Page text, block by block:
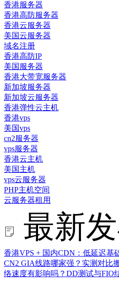
香港服务器
香港高防服务器
香港云服务器
美国云服务器
域名注册
香港高防IP
美国服务器
香港大带宽服务器
新加坡服务器
新加坡云服务器
香港弹性云主机
香港vps
美国vps
cn2服务器
vps服务器
香港云主机
美国主机
vps云服务器
PHP主机空间
云服务器租用
最新
香港VPS + 国内CDN：低延迟基
CN2 GIA线路哪家强？实测对比
络速度有影响吗？DD测试与FIO